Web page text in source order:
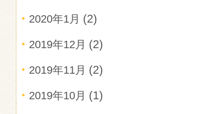
2020年1月 (2)
2019年12月 (2)
2019年11月 (2)
2019年10月 (1)